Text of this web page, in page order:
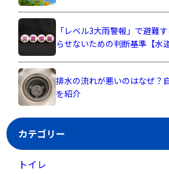
「レベル3大雨警報」で避難
らせないための判断基準【水
排水の流れが悪いのはなぜ？
を紹介
カテゴリー
トイレ